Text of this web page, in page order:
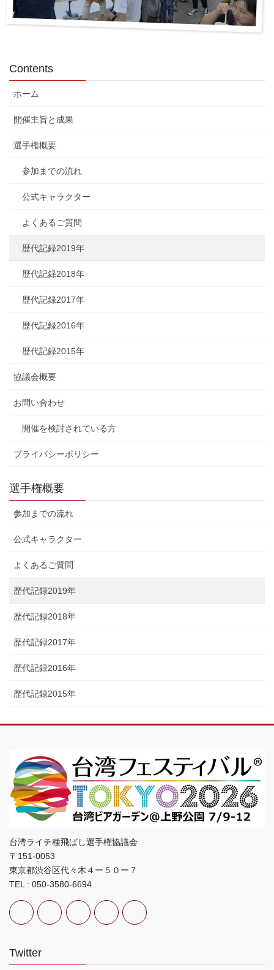
Contents
ホーム
開催主旨と成果
選手権概要
参加までの流れ
公式キャラクター
よくあるご質問
歴代記録2019年
歴代記録2018年
歴代記録2017年
歴代記録2016年
歴代記録2015年
協議会概要
お問い合わせ
開催を検討されている方
プライバシーポリシー
選手権概要
参加までの流れ
公式キャラクター
よくあるご質問
歴代記録2019年
歴代記録2018年
歴代記録2017年
歴代記録2016年
歴代記録2015年
台湾ライチ種飛ばし選手権協議会
〒151-0053
東京都渋谷区代々木４ー５０ー７
TEL : 050-3580-6694
Twitter